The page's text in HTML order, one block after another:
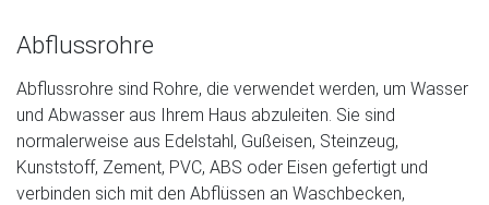
Assistent, den passenden
finden.
unverbindlicher Kontakt
kostenlose Kataloge
zuverlässige Hersteller
Abflussrohre
Abflussrohre sind Rohre, die verwendet werden, um Wasser
und Abwasser aus Ihrem Haus abzuleiten. Sie sind
normalerweise aus Edelstahl, Gußeisen, Steinzeug,
Kunststoff, Zement, PVC, ABS oder Eisen gefertigt und
verbinden sich mit den Abflüssen an Waschbecken,